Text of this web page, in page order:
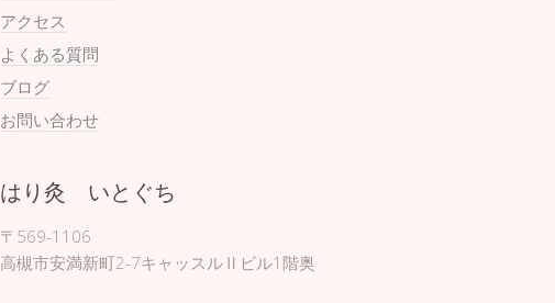
アクセス
よくある質問
ブログ
お問い合わせ
はり灸 いとぐち
〒569-1106
高槻市安満新町2-7キャッスルⅡビル1階奥